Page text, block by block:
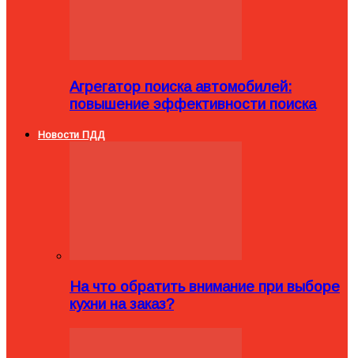
Агрегатор поиска автомобилей:
повышение эффективности поиска
Новости ПДД
На что обратить внимание при выборе
кухни на заказ?